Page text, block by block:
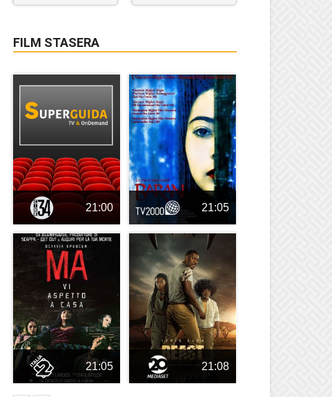
FILM STASERA
21:00 21:05
21:05 21:08